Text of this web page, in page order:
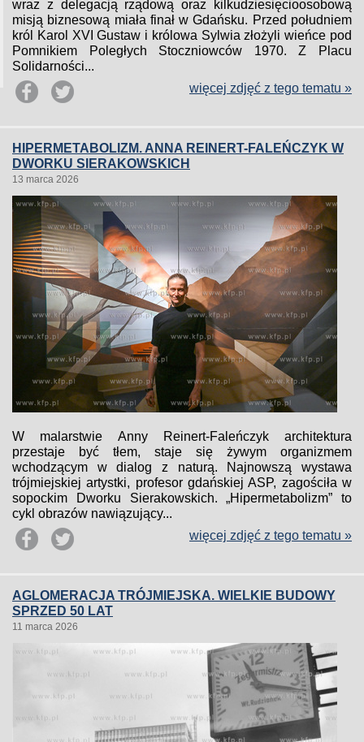
wraz z delegacją rządową oraz kilkudziesięcioosobową
misją biznesową miała finał w Gdańsku. Przed południem
król Karol XVI Gustaw i królowa Sylwia złożyli wieńce pod
Pomnikiem Poległych Stoczniowców 1970. Z Placu
Solidarności...
więcej zdjęć z tego tematu »
HIPERMETABOLIZM. ANNA REINERT-FALEŃCZYK W
DWORKU SIERAKOWSKICH
13 marca 2026
W malarstwie Anny Reinert-Faleńczyk architektura
przestaje być tłem, staje się żywym organizmem
wchodzącym w dialog z naturą. Najnowszą wystawa
trójmiejskiej artystki, profesor gdańskiej ASP, zagościła w
sopockim Dworku Sierakowskich. „Hipermetabolizm” to
cykl obrazów nawiązujący...
więcej zdjęć z tego tematu »
AGLOMERACJA TRÓJMIEJSKA. WIELKIE BUDOWY
SPRZED 50 LAT
11 marca 2026